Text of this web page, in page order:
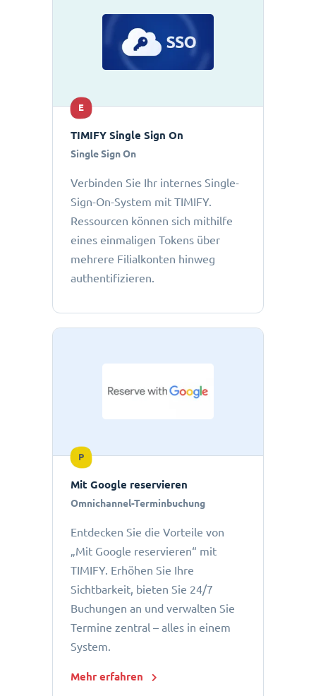
E
TIMIFY Single Sign On
Single Sign On
Verbinden Sie Ihr internes Single-
Sign-On-System mit TIMIFY.
Ressourcen können sich mithilfe
eines einmaligen Tokens über
mehrere Filialkonten hinweg
authentifizieren.
P
Mit Google reservieren
Omnichannel-Terminbuchung
Entdecken Sie die Vorteile von
„Mit Google reservieren“ mit
TIMIFY. Erhöhen Sie Ihre
Sichtbarkeit, bieten Sie 24/7
Buchungen an und verwalten Sie
Termine zentral – alles in einem
System.
Mehr erfahren